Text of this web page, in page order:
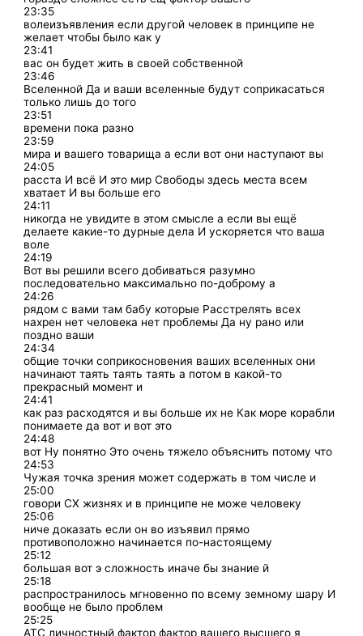
23:35
волеизъявления если другой человек в принципе не
желает чтобы было как у
23:41
вас он будет жить в своей собственной
23:46
Вселенной Да и ваши вселенные будут соприкасаться
только лишь до того
23:51
времени пока разно
23:59
мира и вашего товарища а если вот они наступают вы
24:05
расста И всё И это мир Свободы здесь места всем
хватает И вы больше его
24:11
никогда не увидите в этом смысле а если вы ещё
делаете какие-то дурные дела И ускоряется что ваша
воле
24:19
Вот вы решили всего добиваться разумно
последовательно максимально по-доброму а
24:26
рядом с вами там бабу которые Расстрелять всех
нахрен нет человека нет проблемы Да ну рано или
поздно ваши
24:34
общие точки соприкосновения ваших вселенных они
начинают таять таять таять а потом в какой-то
прекрасный момент и
24:41
как раз расходятся и вы больше их не Как море корабли
понимаете да вот и вот это
24:48
вот Ну понятно Это очень тяжело объяснить потому что
24:53
Чужая точка зрения может содержать в том числе и
25:00
говори СХ жизнях и в принципе не може человеку
25:06
ниче доказать если он во изъявил прямо
противоположно начинается по-настоящему
25:12
большая вот э сложность иначе бы знание й
25:18
распространилось мгновенно по всему земному шару И
вообще не было проблем
25:25
АТС личностный фактор фактор вашего высшего я